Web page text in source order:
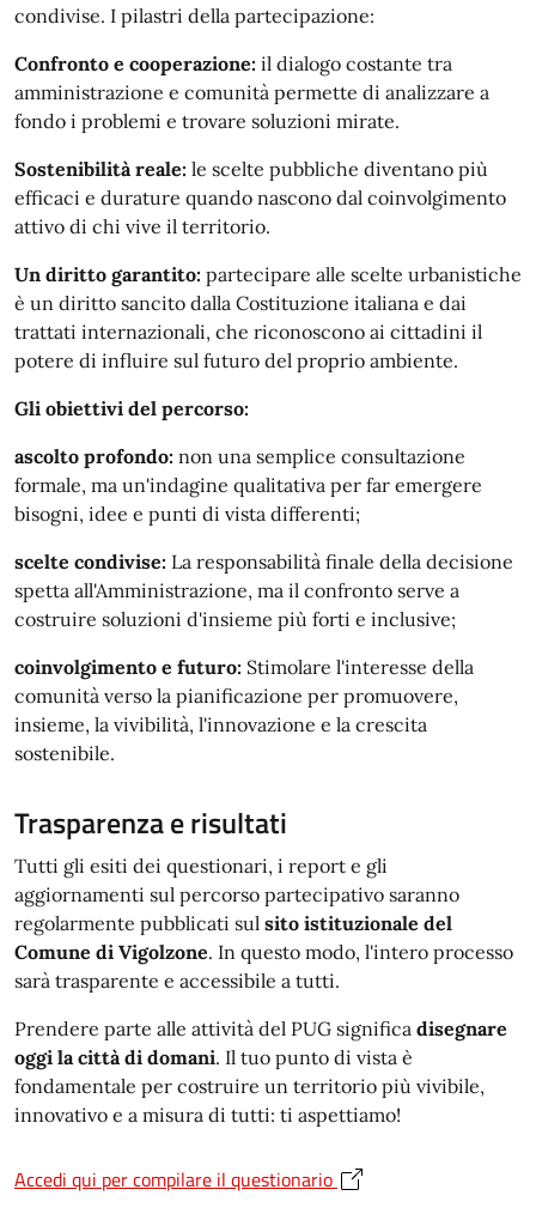
condivise. I pilastri della partecipazione:
Confronto e cooperazione: il dialogo costante tra
amministrazione e comunità permette di analizzare a
fondo i problemi e trovare soluzioni mirate.
Sostenibilità reale: le scelte pubbliche diventano più
efficaci e durature quando nascono dal coinvolgimento
attivo di chi vive il territorio.
Un diritto garantito: partecipare alle scelte urbanistiche
è un diritto sancito dalla Costituzione italiana e dai
trattati internazionali, che riconoscono ai cittadini il
potere di influire sul futuro del proprio ambiente.
Gli obiettivi del percorso:
ascolto profondo: non una semplice consultazione
formale, ma un'indagine qualitativa per far emergere
bisogni, idee e punti di vista differenti;
scelte condivise: La responsabilità finale della decisione
spetta all'Amministrazione, ma il confronto serve a
costruire soluzioni d'insieme più forti e inclusive;
coinvolgimento e futuro: Stimolare l'interesse della
comunità verso la pianificazione per promuovere,
insieme, la vivibilità, l'innovazione e la crescita
sostenibile.
Trasparenza e risultati
Tutti gli esiti dei questionari, i report e gli
aggiornamenti sul percorso partecipativo saranno
regolarmente pubblicati sul sito istituzionale del
Comune di Vigolzone. In questo modo, l'intero processo
sarà trasparente e accessibile a tutti.
Prendere parte alle attività del PUG significa disegnare
oggi la città di domani. Il tuo punto di vista è
fondamentale per costruire un territorio più vivibile,
innovativo e a misura di tutti: ti aspettiamo!
Accedi qui per compilare il questionario